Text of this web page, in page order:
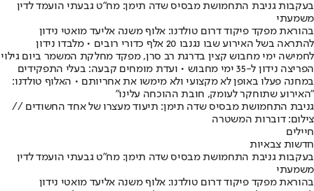
בעקבות גניבת התחמושת מבסיס שדה תימן: מח"ט גבעתי הועמד לדין
משמעתי
בהוראת מפקד פיקוד דרום טולדנו: אלוף משנה אליעד מואטי נידון
להתראה בשל האירוע שבו נגנבו 20 אלף כדורי רובים • מלבדו נידון
לחמישה ימי מחבוש קצין בדרגת רב סרן, מפקד מחלקת המשמר ביום גילוי
הפריצה נידון ל-35 ימי מחבוש • ועדת מומחים קבעה: בעלי התפקידים
במחנה פעלו באופן לא מקצועי ולא מימשו את אחריותם • האלוף טולדנו:
"האירוע שתוחקר לעומק, חובת ההוכחה עלינו"
גניבת התחמושת מבסיס שדה תימן: תיעוד מעצרו של אחד החשודים //
צילום: דוברות המשטרה
חיילים
חדשות צבאיות
בעקבות גניבת התחמושת מבסיס שדה תימן: מח"ט גבעתי הועמד לדין
משמעתי
בהוראת מפקד פיקוד דרום טולדנו: אלוף משנה אליעד מואטי נידון